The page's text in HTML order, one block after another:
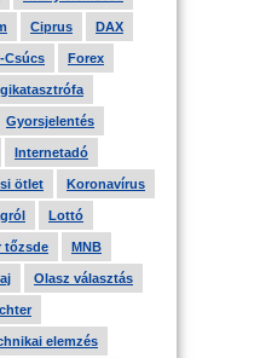
Ciprus DAX
Csúcs Forex
Gyorsjelentés
Internetadó
ötlet Koronavírus
Lottó
tőzsde MNB
Olasz választás
elemzés